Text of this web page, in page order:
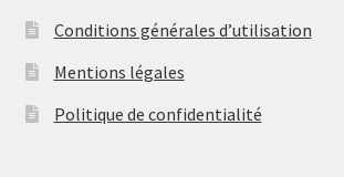
Conditions générales d’utilisation
Mentions légales
Politique de confidentialité